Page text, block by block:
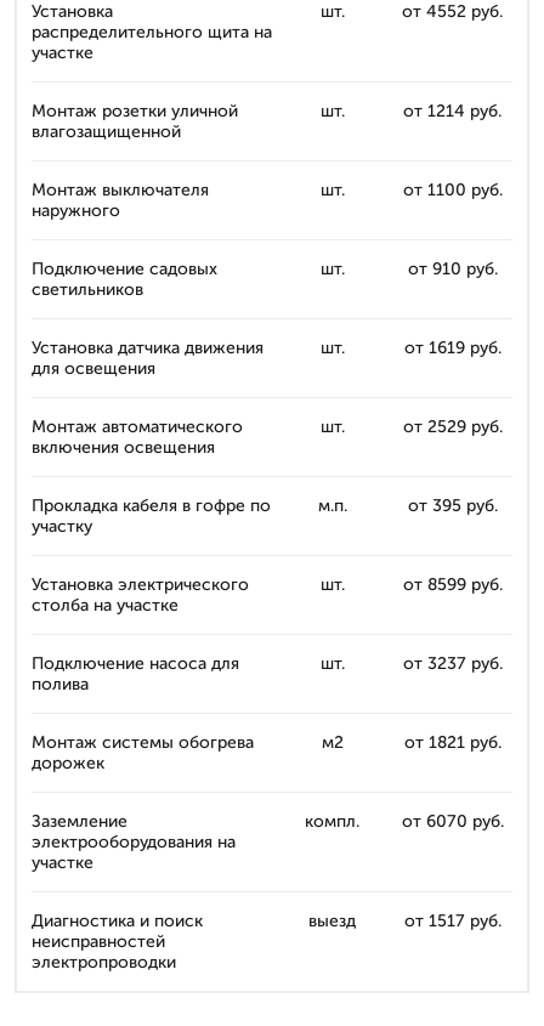
Установка
распределительного щита на
участке
шт. от 4552 руб.
Монтаж розетки уличной
влагозащищенной
шт. от 1214 руб.
Монтаж выключателя
наружного
шт. от 1100 руб.
Подключение садовых
светильников
шт. от 910 руб.
Установка датчика движения
для освещения
шт. от 1619 руб.
Монтаж автоматического
включения освещения
шт. от 2529 руб.
Прокладка кабеля в гофре по
участку
м.п. от 395 руб.
Установка электрического
столба на участке
шт. от 8599 руб.
Подключение насоса для
полива
шт. от 3237 руб.
Монтаж системы обогрева
дорожек
м2 от 1821 руб.
Заземление
электрооборудования на
участке
компл. от 6070 руб.
Диагностика и поиск
неисправностей
электропроводки
выезд от 1517 руб.